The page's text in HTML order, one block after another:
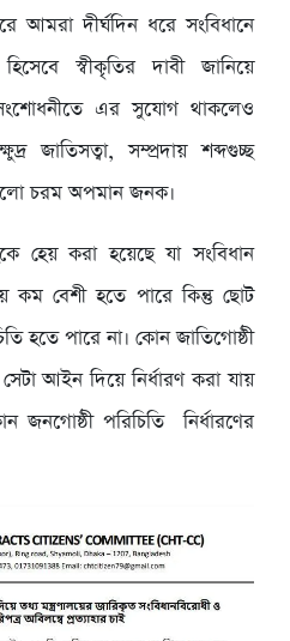
আমরা দীর্ঘদিন ধরে সংবিধানে
স্বীকৃতির দাবী জানিয়ে
এর সুযোগ থাকলেও
জাতিসত্বা, সম্প্রদায় শব্দগুচ্ছ
চরম অপমান জনক।
হেয় করা হয়েছে যা সংবিধান
কম বেশী হতে পারে কিন্তু ছোট
হতে পারে না। কোন জাতিগোষ্ঠী
আইন দিয়ে নির্ধারণ করা যায়
পরিচিতি নির্ধারণের